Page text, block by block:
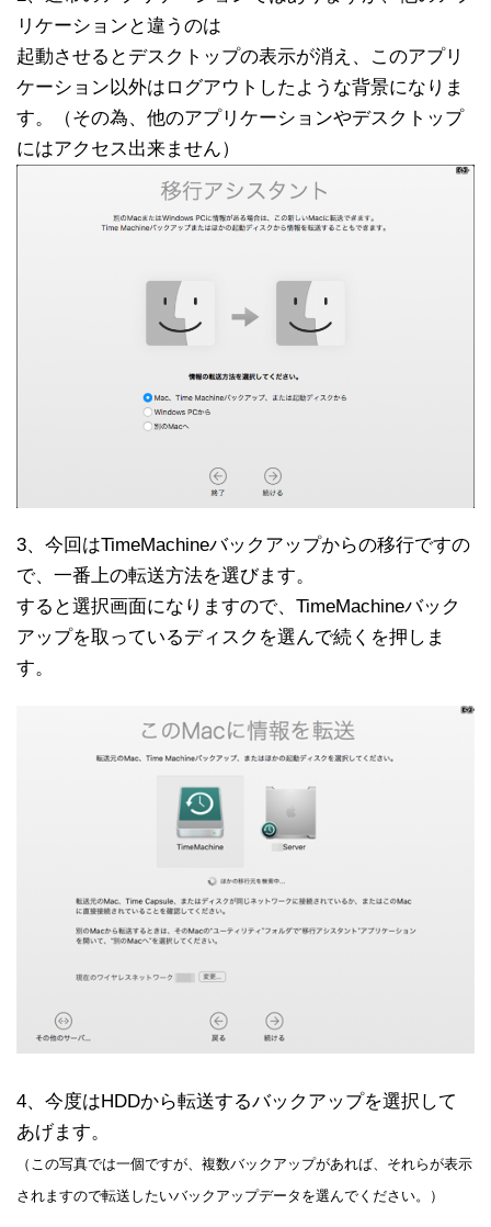
リケーションと違うのは
起動させるとデスクトップの表示が消え、このアプリ
ケーション以外はログアウトしたような背景になりま
す。
（その為、他のアプリケーションやデスクトップ
にはアクセス出来ません）
3、今回はTimeMachineバックアップからの移行ですの
で、一番上の転送方法を選びます。
すると選択画面になりますので、TimeMachineバック
アップを取っているディスクを選んで続くを押しま
す。
4、今度はHDDから転送するバックアップを選択して
あげます。
（この写真では一個ですが、複数バックアップがあれば、それらが表示
されますので転送したいバックアップデータを選んでください。）